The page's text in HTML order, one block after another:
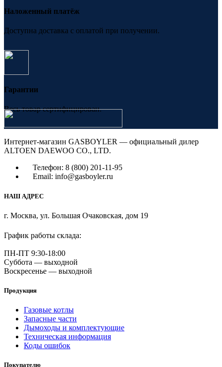
Наложенный платёж
Доступна доставка с оплатой при получении.
Гарантии
Весь товар сертифицирован.
Интернет-магазин GASBOYLER — официальный дилер
ALTOEN DAEWOO CO., LTD.
Телефон: 8 (800) 201-11-95
Email: info@gasboyler.ru
НАШ АДРЕС
г. Москва, ул. Большая Очаковская, дом 19
График работы склада:
ПН-ПТ 9:30-18:00
Суббота — выходной
Воскресенье — выходной
Продукция
Газовые котлы
Запасные части
Дымоходы и комплектующие
Техническая информация
Коды ошибок
Покупателю